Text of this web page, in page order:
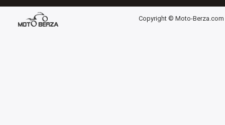
Copyright © Moto-Berza.com